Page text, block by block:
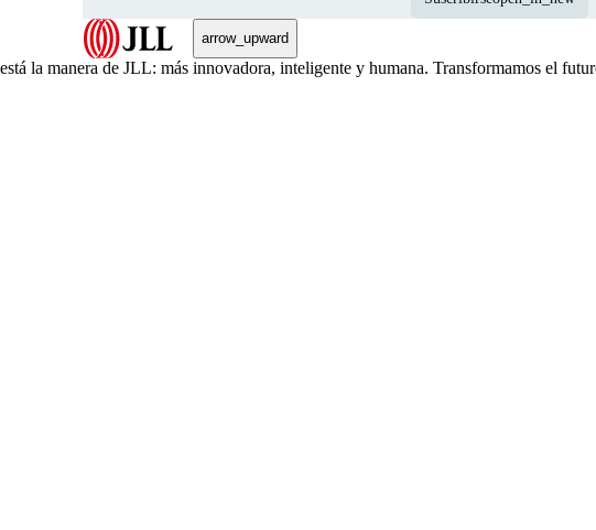
arrow_upward
la manera de JLL: más innovadora, inteligente y humana. Transformamos el